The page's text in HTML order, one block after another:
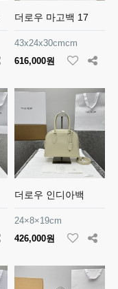
더로우 마고백 17
43x24x30cmcm
616,000원
더로우 인디아백
24×8×19cm
426,000원